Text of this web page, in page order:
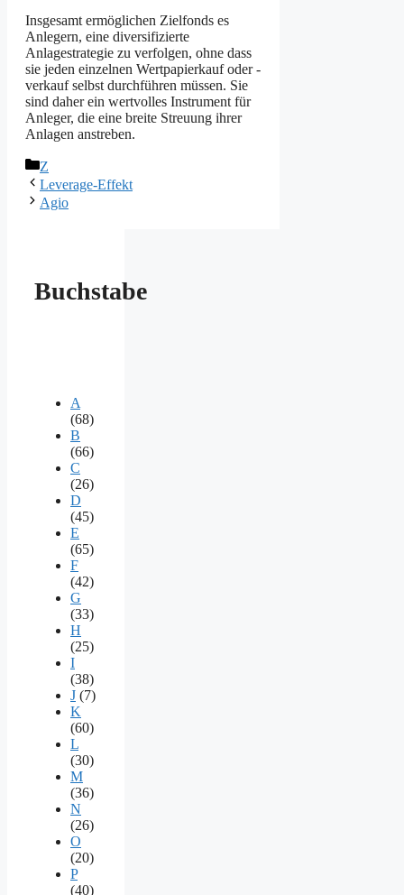
Insgesamt ermöglichen Zielfonds es
Anlegern, eine diversifizierte
Anlagestrategie zu verfolgen, ohne dass
sie jeden einzelnen Wertpapierkauf oder -
verkauf selbst durchführen müssen. Sie
sind daher ein wertvolles Instrument für
Anleger, die eine breite Streuung ihrer
Anlagen anstreben.
Kategorien
Z
Leverage-Effekt
Agio
Buchstabe
A
(68)
B
(66)
C
(26)
D
(45)
E
(65)
F
(42)
G
(33)
H
(25)
I
(38)
J (7)
K
(60)
L
(30)
M
(36)
N
(26)
O
(20)
P
(40)